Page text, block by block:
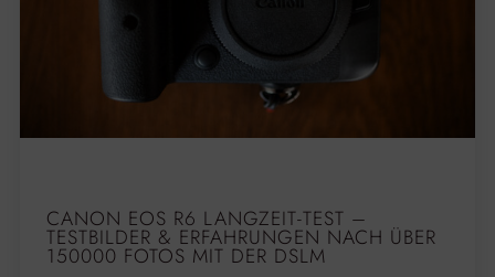
CANON EOS R6 LANGZEIT-TEST –
TESTBILDER & ERFAHRUNGEN NACH ÜBER
150000 FOTOS MIT DER DSLM